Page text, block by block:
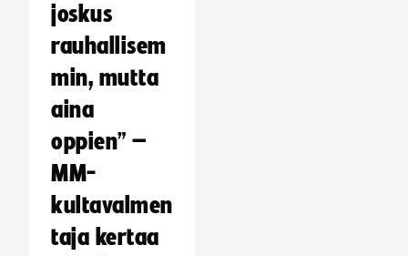
joskus
rauhallisem
min, mutta
aina
oppien” –
MM-
kultavalmen
taja kertaa